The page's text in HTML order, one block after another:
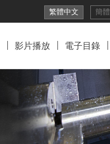
繁體中文 簡體
影片播放 電子目錄